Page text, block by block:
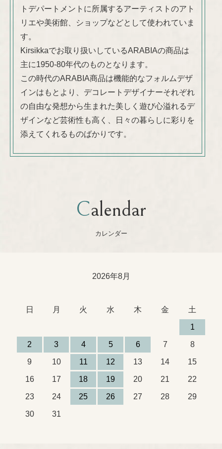
トデパートメントに所属するアーティストのアト
リエや美術館、ショップなどとして使われていま
す。
Kirsikkaでお取り扱いしているARABIAの商品は
主に1950-80年代のものとなります。
この時代のARABIA商品は機能的なフォルムデザ
インはもとより、デコレートデザイナーそれぞれ
の自由な発想から生まれた美しく遊び心溢れるデ
ザインなど芸術性も高く、日々の暮らしに彩りを
添えてくれるものばかりです。
Calendar
カレンダー
2026年8月
日 月 火 水 木 金 土
1
2 3 4 5 6 7 8
9 10 11 12 13 14 15
16 17 18 19 20 21 22
23 24 25 26 27 28 29
30 31